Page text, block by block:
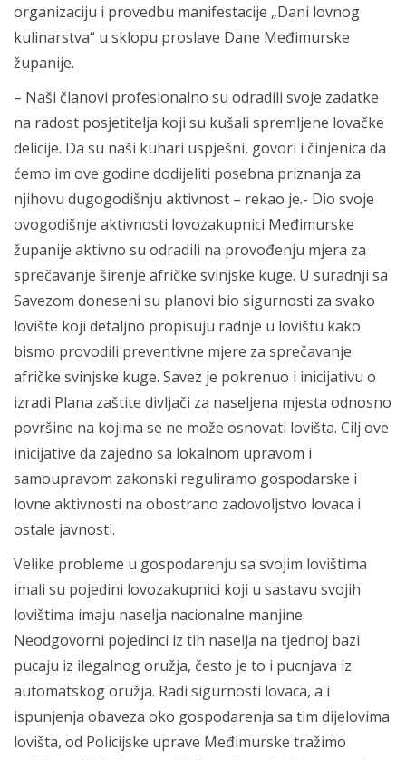
organizaciju i provedbu manifestacije „Dani lovnog
kulinarstva“ u sklopu proslave Dane Međimurske
županije.
– Naši članovi profesionalno su odradili svoje zadatke
na radost posjetitelja koji su kušali spremljene lovačke
delicije. Da su naši kuhari uspješni, govori i činjenica da
ćemo im ove godine dodijeliti posebna priznanja za
njihovu dugogodišnju aktivnost – rekao je.- Dio svoje
ovogodišnje aktivnosti lovozakupnici Međimurske
županije aktivno su odradili na provođenju mjera za
sprečavanje širenje afričke svinjske kuge. U suradnji sa
Savezom doneseni su planovi bio sigurnosti za svako
lovište koji detaljno propisuju radnje u lovištu kako
bismo provodili preventivne mjere za sprečavanje
afričke svinjske kuge. Savez je pokrenuo i inicijativu o
izradi Plana zaštite divljači za naseljena mjesta odnosno
površine na kojima se ne može osnovati lovišta. Cilj ove
inicijative da zajedno sa lokalnom upravom i
samoupravom zakonski reguliramo gospodarske i
lovne aktivnosti na obostrano zadovoljstvo lovaca i
ostale javnosti.
Velike probleme u gospodarenju sa svojim lovištima
imali su pojedini lovozakupnici koji u sastavu svojih
lovištima imaju naselja nacionalne manjine.
Neodgovorni pojedinci iz tih naselja na tjednoj bazi
pucaju iz ilegalnog oružja, često je to i pucnjava iz
automatskog oružja. Radi sigurnosti lovaca, a i
ispunjenja obaveza oko gospodarenja sa tim dijelovima
lovišta, od Policijske uprave Međimurske tražimo